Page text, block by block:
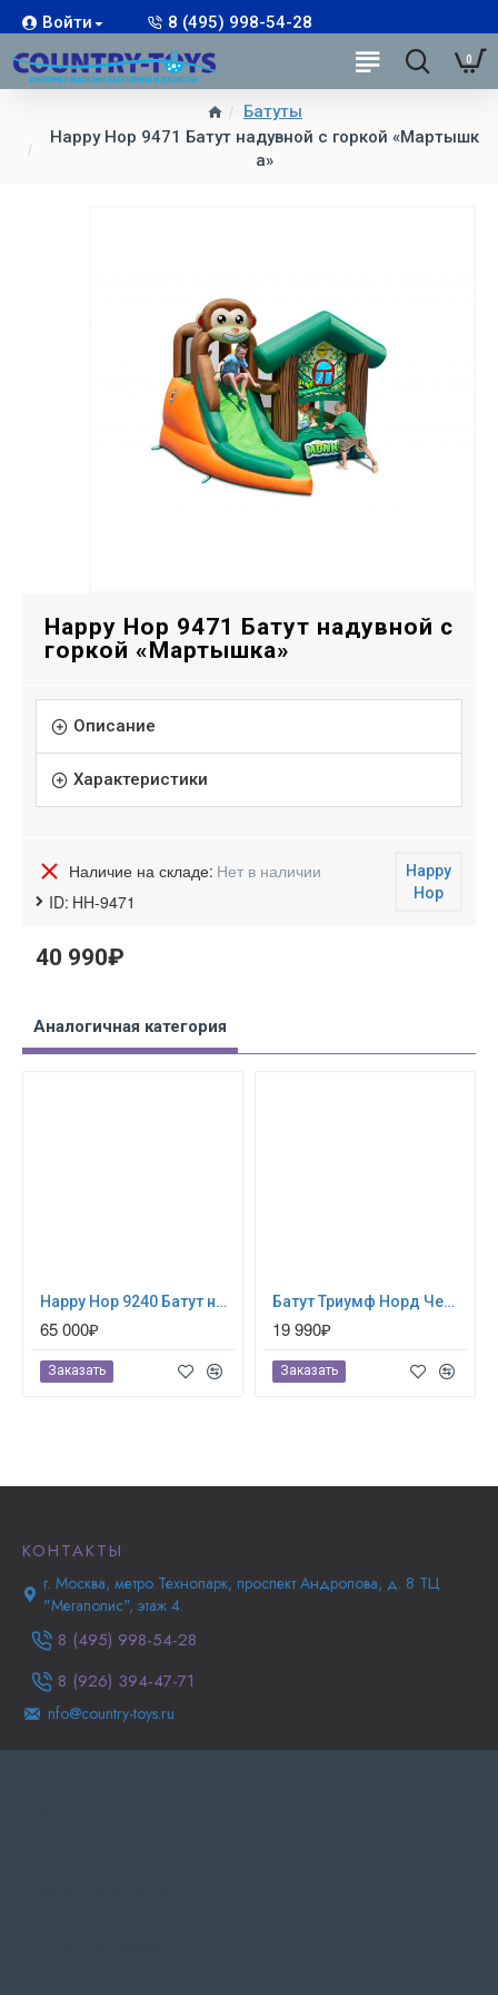
Войти 8 (495) 998-54-28
0
Батуты
Happy Hop 9471 Батут надувной с горкой «Мартышк
а»
Happy Hop 9471 Батут надувной с
горкой «Мартышка»
Описание
Характеристики
Наличие на складе: Нет в наличии
ID: HH-9471
Happy
Hop
40 990₽
Аналогичная категория
Happy Hop 9240 Батут надувной водная горка «Крокодильчик»
65 000₽
Заказать
Бaтут Триумф Норд Чемпион 244 см (80060)
19 990₽
Заказать
КОНТАКТЫ
г. Москва, метро Технопарк, проспект Андропова, д. 8 ТЦ
"Мегаполис", этаж 4.
8 (495) 998-54-28
8 (926) 394-47-71
nfo@country-toys.ru